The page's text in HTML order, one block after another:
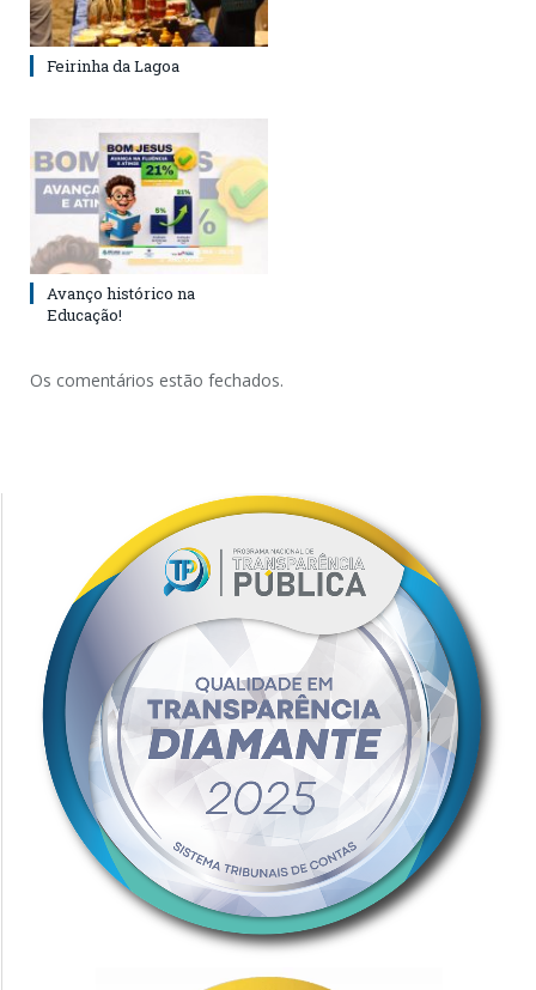
Feirinha da Lagoa
Avanço histórico na
Educação!
Os comentários estão fechados.